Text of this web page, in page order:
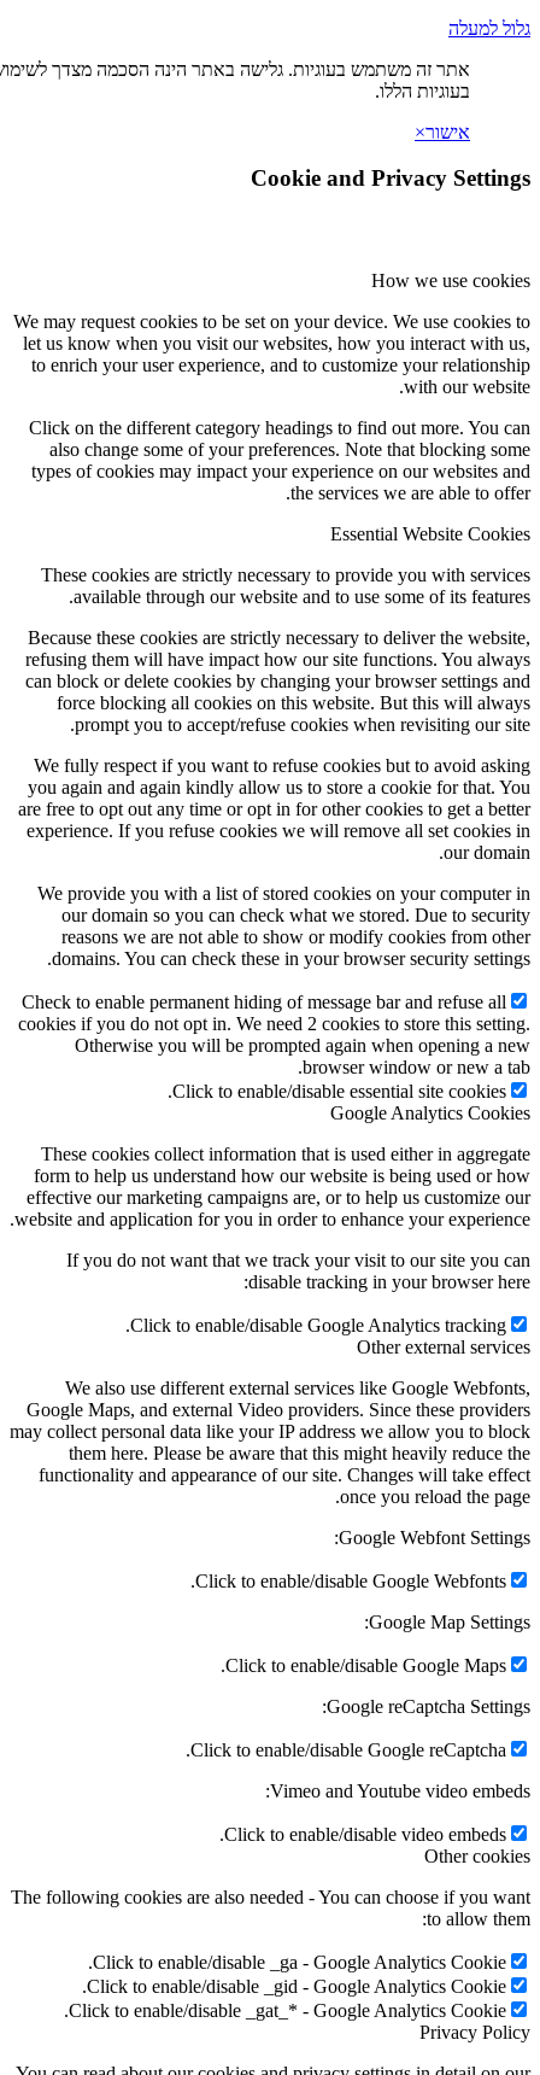
משתמש בעוגיות. גלישה באתר הינה הסכמה מצדך לשימוש
Cookie and
How
We may request cookies to be set on your device. We
let us know when you visit our websites, how you
to enrich your user experience, and to customize
Click on the different category headings to find out
also change some of your preferences. Note that
types of cookies may impact your experience on
the services we
Essential
These cookies are strictly necessary to provide
available through our website and to use some
Because these cookies are strictly necessary to
refusing them will have impact how our site
can block or delete cookies by changing your
force blocking all cookies on this website. But
prompt you to accept/refuse cookies when
We fully respect if you want to refuse cookies but
you again and again kindly allow us to store a
are free to opt out any time or opt in for other cookies
experience. If you refuse cookies we will remove all
We provide you with a list of stored cookies on
our domain so you can check what we stored.
reasons we are not able to show or modify
domains. You can check these in your browser
Check to enable permanent hiding of message bar
cookies if you do not opt in. We need 2 cookies to
Otherwise you will be prompted again when
browser
Click to enable/disable essential
Google
These cookies collect information that is used
form to help us understand how our website is
effective our marketing campaigns are, or to help us
website and application for you in order to enhance
If you do not want that we track your visit to
disable tracking in your
Click to enable/disable Google
Other
We also use different external services like
Google Maps, and external Video providers. Since
may collect personal data like your IP address we
them here. Please be aware that this might
functionality and appearance of our site. Changes
once you
Google
Click to enable/disable
Google
Click to enable/disable
Google
Click to enable/disable Google
Vimeo and Youtube
Click to enable/disable
The following cookies are also needed - You can
Click to enable/disable _ga - Google
Click to enable/disable _gid - Google
Click to enable/disable _gat_* - Google